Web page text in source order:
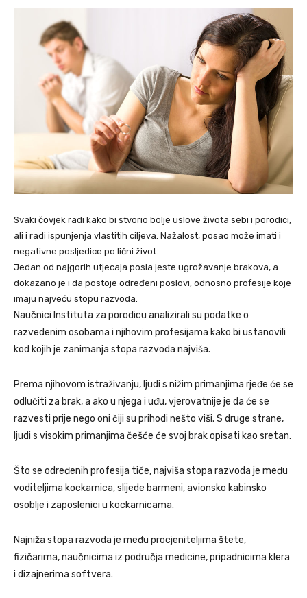
Svaki čovjek radi kako bi stvorio bolje uslove života sebi i porodici,
ali i radi ispunjenja vlastitih ciljeva. Nažalost, posao može imati i
negativne posljedice po lični život.
Jedan od najgorih utjecaja posla jeste ugrožavanje brakova, a
dokazano je i da postoje određeni poslovi, odnosno profesije koje
imaju najveću stopu razvoda.
Naučnici Instituta za porodicu analizirali su podatke o
razvedenim osobama i njihovim profesijama kako bi ustanovili
kod kojih je zanimanja stopa razvoda najviša.
Prema njihovom istraživanju, ljudi s nižim primanjima rjeđe će se
odlučiti za brak, a ako u njega i uđu, vjerovatnije je da će se
razvesti prije nego oni čiji su prihodi nešto viši. S druge strane,
ljudi s visokim primanjima češće će svoj brak opisati kao sretan.
Što se određenih profesija tiče, najviša stopa razvoda je među
voditeljima kockarnica, slijede barmeni, avionsko kabinsko
osoblje i zaposlenici u kockarnicama.
Najniža stopa razvoda je među procjeniteljima štete,
fizičarima, naučnicima iz područja medicine, pripadnicima klera
i dizajnerima softvera.